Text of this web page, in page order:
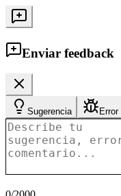
Enviar feedback
Sugerencia Error